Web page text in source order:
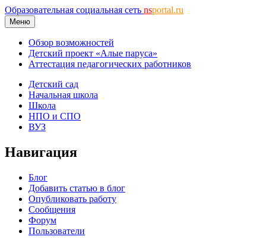
Образовательная социальная сеть nsportal.ru
Меню
Обзор возможностей
Детский проект «Алые паруса»
Аттестация педагогических работников
Детский сад
Начальная школа
Школа
НПО и СПО
ВУЗ
Навигация
Блог
Добавить статью в блог
Опубликовать работу
Сообщения
Форум
Пользователи